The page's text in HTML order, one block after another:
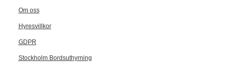
Om oss
Hyresvillkor
GDPR
Stockholm Bordsuthyrning